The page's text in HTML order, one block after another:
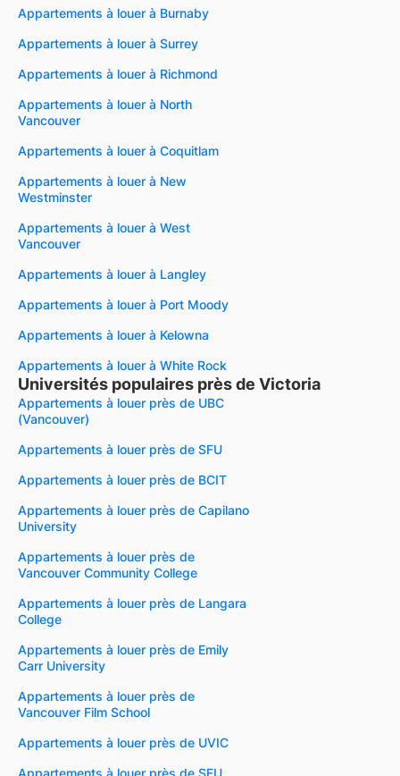
Appartements à louer à Burnaby
Appartements à louer à Surrey
Appartements à louer à Richmond
Appartements à louer à North
Vancouver
Appartements à louer à Coquitlam
Appartements à louer à New
Westminster
Appartements à louer à West
Vancouver
Appartements à louer à Langley
Appartements à louer à Port Moody
Appartements à louer à Kelowna
Appartements à louer à White Rock
Universités populaires près de Victoria
Appartements à louer près de UBC
(Vancouver)
Appartements à louer près de SFU
Appartements à louer près de BCIT
Appartements à louer près de Capilano
University
Appartements à louer près de
Vancouver Community College
Appartements à louer près de Langara
College
Appartements à louer près de Emily
Carr University
Appartements à louer près de
Vancouver Film School
Appartements à louer près de UVIC
Appartements à louer près de SFU